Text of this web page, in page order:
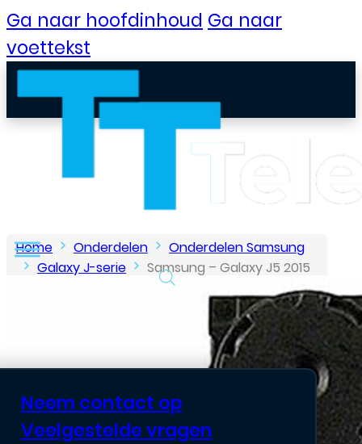
Ga naar hoofdinhoud Ga naar
voettekst
Neem contact op
Veelgestelde vragen
Home Onderdelen
Onderdelen Samsung
Galaxy J-serie
Samsung – Galaxy J5 2015